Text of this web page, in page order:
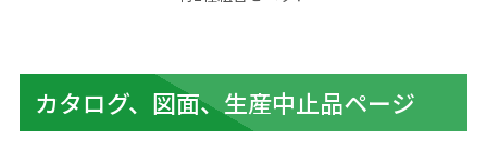
カタログ、図面、生産中止品ページ